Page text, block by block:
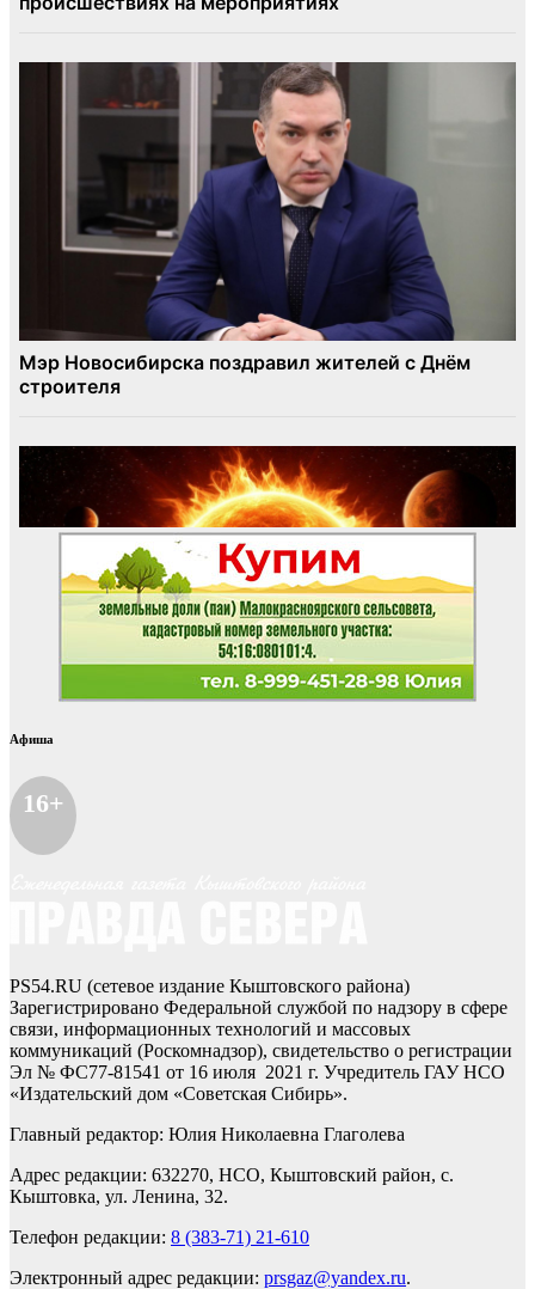
Афиша
16+
PS54.RU (сетевое издание Кыштовского района)
Зарегистрировано Федеральной службой по надзору в сфере
связи, информационных технологий и массовых
коммуникаций (Роскомнадзор), свидетельство о регистрации
Эл № ФС77-81541 от 16 июля 2021 г. Учредитель ГАУ НСО
«Издательский дом «Советская Сибирь».
Главный редактор: Юлия Николаевна Глаголева
Адрес редакции: 632270, НСО, Кыштовский район, с.
Кыштовка, ул. Ленина, 32.
Телефон редакции: 8 (383-71) 21-610
Электронный адрес редакции: prsgaz@yandex.ru.